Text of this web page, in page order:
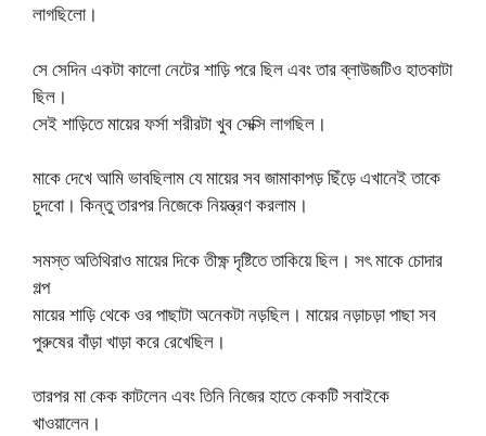
লাগছিলো।
সে সেদিন একটা কালো নেটের শাড়ি পরে ছিল এবং তার ব্লাউজটিও হাতকাটা
ছিল।
সেই শাড়িতে মায়ের ফর্সা শরীরটা খুব সেক্সি লাগছিল।
মাকে দেখে আমি ভাবছিলাম যে মায়ের সব জামাকাপড় ছিঁড়ে এখানেই তাকে
চুদবো। কিন্তু তারপর নিজেকে নিয়ন্ত্রণ করলাম।
সমস্ত অতিথিরাও মায়ের দিকে তীক্ষ্ণ দৃষ্টিতে তাকিয়ে ছিল। সৎ মাকে চোদার
গল্প
মায়ের শাড়ি থেকে ওর পাছাটা অনেকটা নড়ছিল। মায়ের নড়াচড়া পাছা সব
পুরুষের বাঁড়া খাড়া করে রেখেছিল।
তারপর মা কেক কাটলেন এবং তিনি নিজের হাতে কেকটি সবাইকে
খাওয়ালেন।